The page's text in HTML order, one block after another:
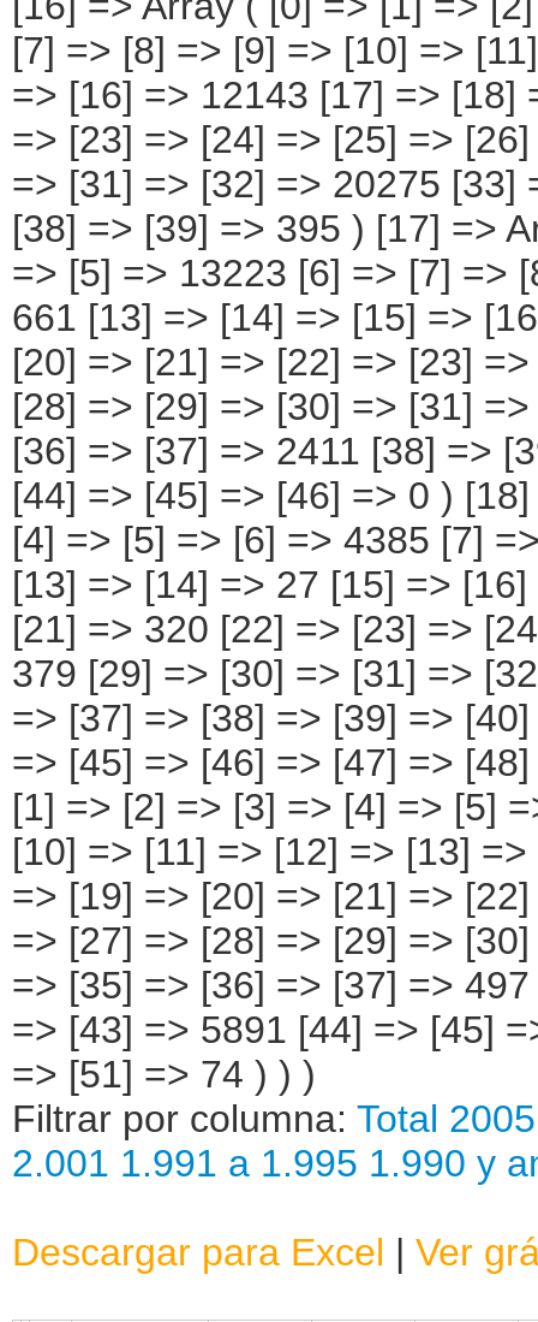
Filtrar por columna: Total
2.001 1.991 a 1.995 1.990 y
Descargar para Excel | Ver